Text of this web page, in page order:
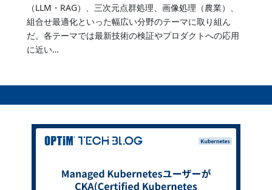
（LLM・RAG）、三次元点群処理、画像処理（農業）、
組合せ最適化といった幅広い分野のテーマに取り組ん
だ。各テーマでは最新技術の検証やプロダクトへの応用
に近い…